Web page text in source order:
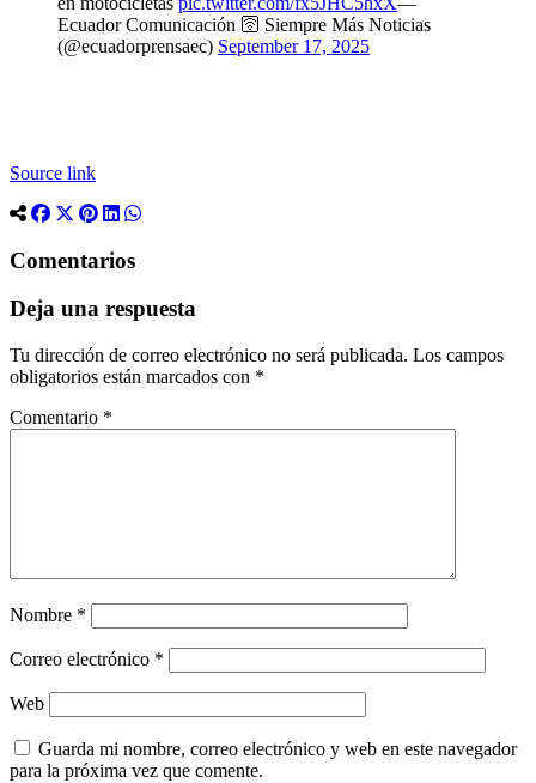
Ecuador Comunicación 🛜 Siempre Más Noticias
(@ecuadorprensaec) September 17, 2025
Source link
Comentarios
Deja una respuesta
Tu dirección de correo electrónico no será publicada. Los campos
obligatorios están marcados con *
Comentario *
Nombre *
Correo electrónico *
Web
Guarda mi nombre, correo electrónico y web en este navegador
para la próxima vez que comente.